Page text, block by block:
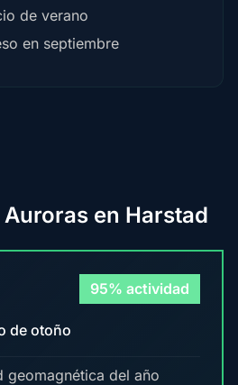
de verano
en septiembre
en Harstad
95% actividad
de otoño
geomagnética del año